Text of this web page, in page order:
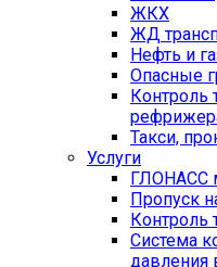
ЖКХ
ЖД
Нефть и
Опасные
Контроль
Такси,
Услуги
ГЛОНАСС
Пропуск
Контроль
Система
давления